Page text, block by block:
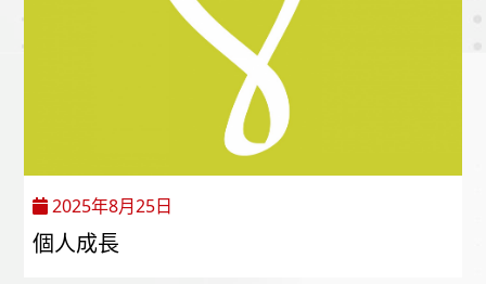
2025年8月25日
個人成長